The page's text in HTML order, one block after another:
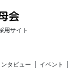
用サイト
タビュー
イベント